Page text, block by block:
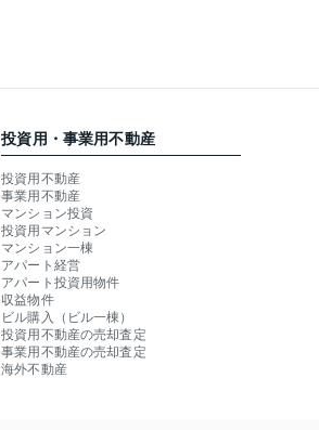
投資用・事業用不動産
投資用不動産
事業用不動産
マンション投資
投資用マンション
マンション一棟
アパート経営
アパート投資用物件
収益物件
ビル購入（ビル一棟）
投資用不動産の売却査定
事業用不動産の売却査定
海外不動産